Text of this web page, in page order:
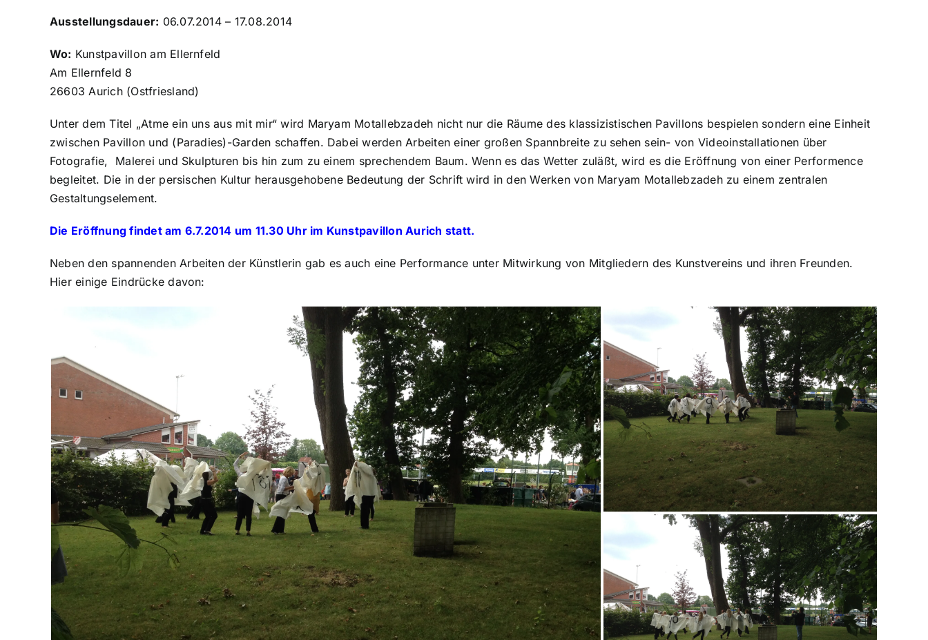
Ausstellungsdauer: 06.07.2014 – 17.08.2014
Wo: Kunstpavillon am Ellernfeld
Am Ellernfeld 8
26603 Aurich (Ostfriesland)
Unter dem Titel „Atme ein uns aus mit mir“ wird Maryam Motallebzadeh nicht nur die Räume des klassizistischen Pavillons bespielen sondern eine Einheit
zwischen Pavillon und (Paradies)-Garden schaffen. Dabei werden Arbeiten einer großen Spannbreite zu sehen sein- von Videoinstallationen über
Fotografie, Malerei und Skulpturen bis hin zum zu einem sprechendem Baum. Wenn es das Wetter zuläßt, wird es die Eröffnung von einer Performence
begleitet. Die in der persischen Kultur herausgehobene Bedeutung der Schrift wird in den Werken von Maryam Motallebzadeh zu einem zentralen
Gestaltungselement.
Die Eröffnung findet am 6.7.2014 um 11.30 Uhr im Kunstpavillon Aurich statt.
Neben den spannenden Arbeiten der Künstlerin gab es auch eine Performance unter Mitwirkung von Mitgliedern des Kunstvereins und ihren Freunden.
Hier einige Eindrücke davon: